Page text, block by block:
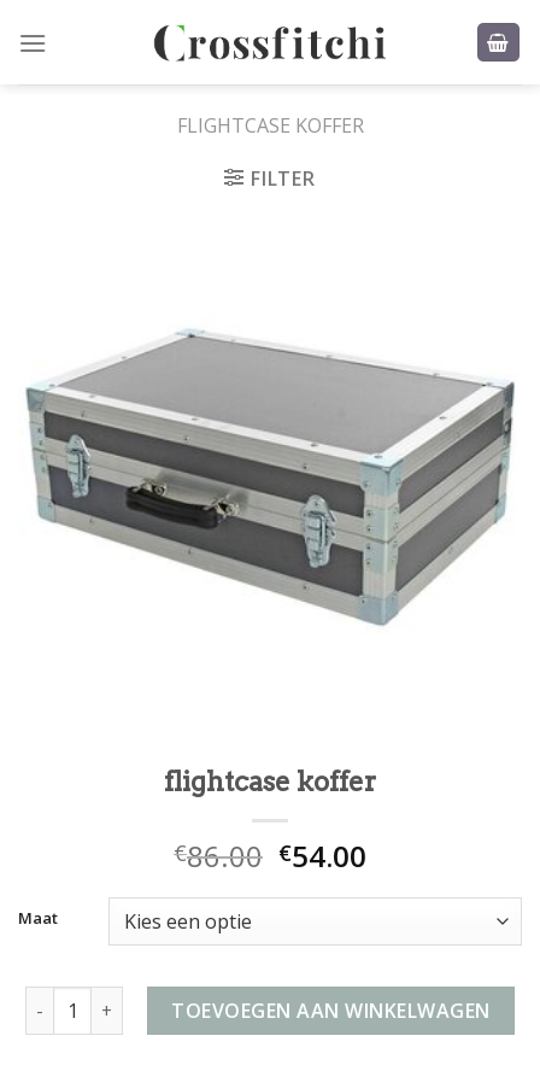
FLIGHTCASE KOFFER
FILTER
flightcase koffer
€86.00 €54.00
Maat
flightcase koffer aantalTOEVOEGEN AAN WINKELWAGEN